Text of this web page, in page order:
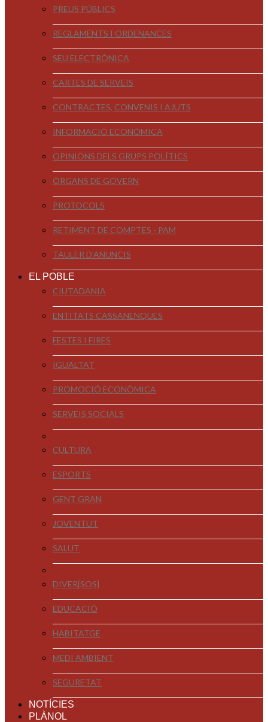
PREUS PÚBLICS
REGLAMENTS I ORDENANCES
SEU ELECTRÒNICA
CARTES DE SERVEIS
CONTRACTES, CONVENIS I AJUTS
INFORMACIÓ ECONÒMICA
OPINIONS DELS GRUPS POLÍTICS
ÒRGANS DE GOVERN
PROTOCOLS
RETIMENT DE COMPTES - PAM
TAULER D'ANUNCIS
EL POBLE
CIUTADANIA
ENTITATS CASSANENQUES
FESTES I FIRES
IGUALTAT
PROMOCIÓ ECONÒMICA
SERVEIS SOCIALS
CULTURA
ESPORTS
GENT GRAN
JOVENTUT
SALUT
DIVER[SOS]
EDUCACIÓ
HABITATGE
MEDI AMBIENT
SEGURETAT
NOTÍCIES
PLÀNOL